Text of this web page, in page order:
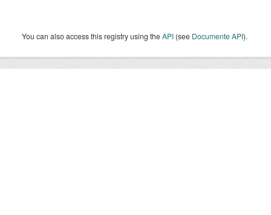
You can also access this registry using theAPI (see Documente API).